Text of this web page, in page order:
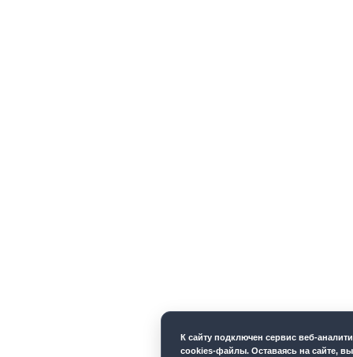
К cайту подключен сервис веб-
cookies-файлы. Оставаясь на сайте,